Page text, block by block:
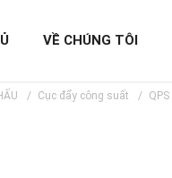
VỀ CHÚNG TÔI
Cục đẩy công suất QPS